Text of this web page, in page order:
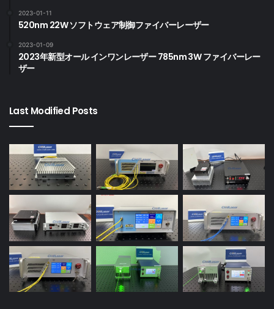
2023-01-11
520nm 22W ソフトウェア制御ファイバーレーザー
2023-01-09
2023年新型オール インワンレーザー 785nm 3W ファイバーレー
ザー
Last Modified Posts